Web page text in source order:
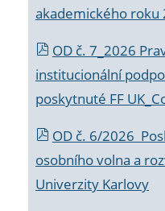
akademického roku
OD č. 7_2026
institucionální
poskytnuté FF
OD č. 6/2026
osobního volna a
Univerzity Karlovy